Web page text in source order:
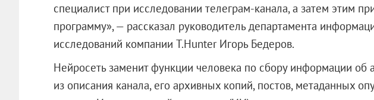
специалист при исследовании телеграм-канала, а затем этим
программу», — рассказал руководитель департамента
исследований компании T.Hunter Игорь Бедеров.
Нейросеть заменит функции человека по сбору информации об
из описания канала, его архивных копий, постов, метаданных